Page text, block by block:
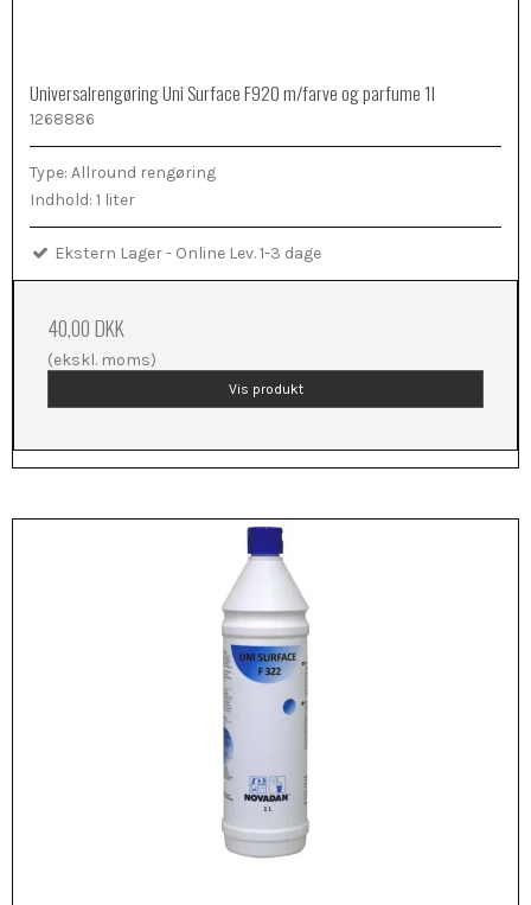
Universalrengøring Uni Surface F920 m/farve og parfume 1l
1268886
Type: Allround rengøring
Indhold: 1 liter
Ekstern Lager - Online Lev. 1-3 dage
40,00 DKK
(ekskl. moms)
Vis produkt